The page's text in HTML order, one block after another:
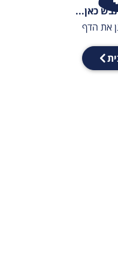
כאן...
את הדף